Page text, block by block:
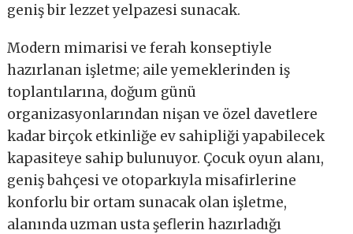
geniş bir lezzet yelpazesi sunacak.
Modern mimarisi ve ferah konseptiyle
hazırlanan işletme; aile yemeklerinden iş
toplantılarına, doğum günü
organizasyonlarından nişan ve özel davetlere
kadar birçok etkinliğe ev sahipliği yapabilecek
kapasiteye sahip bulunuyor. Çocuk oyun alanı,
geniş bahçesi ve otoparkıyla misafirlerine
konforlu bir ortam sunacak olan işletme,
alanında uzman usta şeflerin hazırladığı